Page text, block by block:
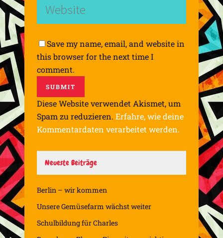
Save my name, email, and website in
this browser for the next time I
comment.
Diese Website verwendet Akismet, um
Spam zu reduzieren. Erfahre, wie deine
Kommentardaten verarbeitet werden.
Neueste Beiträge
Berlin – wir kommen
Unsere Gemüsefarm wächst weiter
Schulbildung für Charles